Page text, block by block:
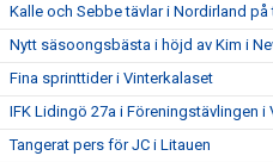
Kalle och Sebbe tävlar i Nordirland
Nytt säsoongsbästa i höjd av Kim i
Fina sprinttider i Vinterkalaset
IFK Lidingö 27a i Föreningstävlingen i
Tangerat pers för JC i Litauen